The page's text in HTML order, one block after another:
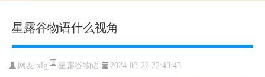
星露谷物语什么视角
网友:xlg 星露谷物语 2024-03-22 22:43:43